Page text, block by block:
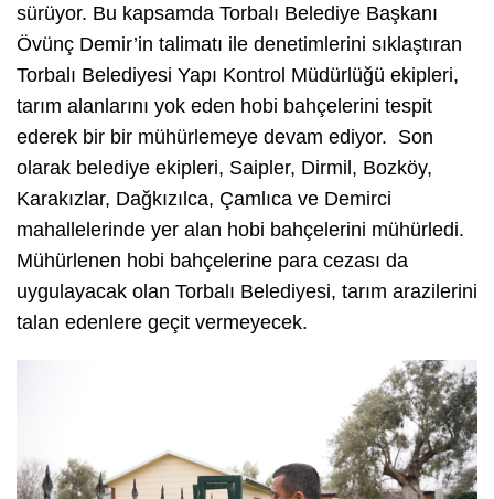
sürüyor. Bu kapsamda Torbalı Belediye Başkanı
Övünç Demir’in talimatı ile denetimlerini sıklaştıran
Torbalı Belediyesi Yapı Kontrol Müdürlüğü ekipleri,
tarım alanlarını yok eden hobi bahçelerini tespit
ederek bir bir mühürlemeye devam ediyor. Son
olarak belediye ekipleri, Saipler, Dirmil, Bozköy,
Karakızlar, Dağkızılca, Çamlıca ve Demirci
mahallelerinde yer alan hobi bahçelerini mühürledi.
Mühürlenen hobi bahçelerine para cezası da
uygulayacak olan Torbalı Belediyesi, tarım arazilerini
talan edenlere geçit vermeyecek.